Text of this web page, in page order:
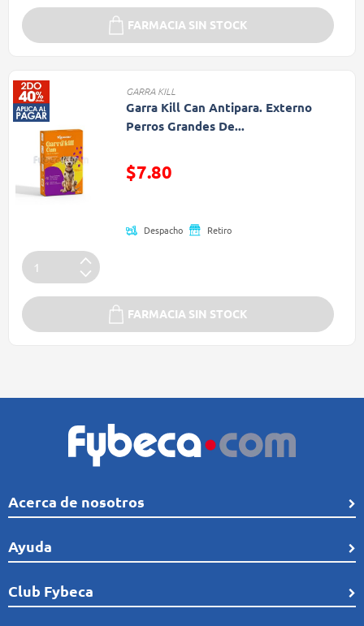
FARMACIA SIN STOCK
GARRA KILL
Garra Kill Can Antipara. Externo
Perros Grandes De...
Precio reducido de
$7.80
Despacho Retiro
FARMACIA SIN STOCK
Acerca de nosotros
Quiénes Somos
Línea de tiempo
Comunidad
Ayuda
Preguntas frecuentes
Cobertura
Club Fybeca